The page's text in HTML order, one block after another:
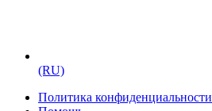
(RU)
Политика конфиденциальности